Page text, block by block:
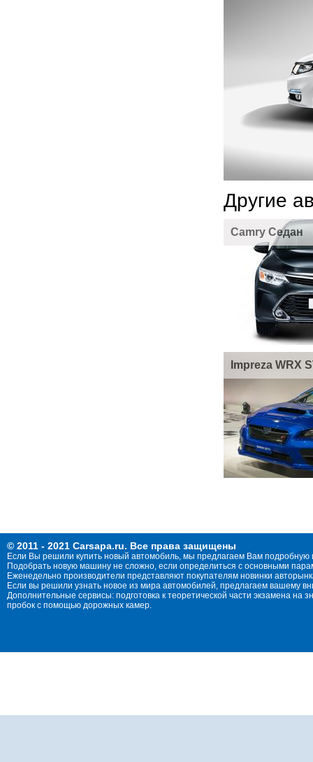
Другие
Camry Седан
Impreza WRX
© 2011 - 2021 Carsapa.ru. Все права защищены
Если Вы решили купить новый автомобиль, мы предлагаем Вам
Подобрать новую машину не сложно, если определиться с основными
Еженедельно производители представляют покупателям новинки
Если вы решили узнать новое из мира автомобилей, предлагаем вашему
Дополнительные сервисы: подготовка к теоретической части экзамена
пробок с помощью дорожных камер.